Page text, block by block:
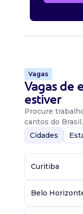
Vagas
Vagas de
estiver
Procure
cantos do Brasil.
Cidades
Curitiba
Belo